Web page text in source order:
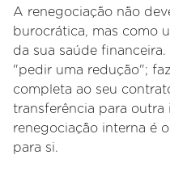
A renegociação não
burocrática, mas como
da sua saúde
"pedir uma redução";
completa ao seu
transferência para outra
renegociação interna é
para si.